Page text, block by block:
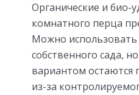
Органические и био-
комнатного перца
Можно использовать
собственного сада,
вариантом остаются
из-за